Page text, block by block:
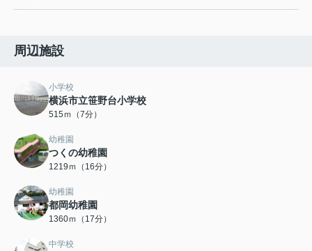
周辺施設
小学校
横浜市立笹野台小学校
515ｍ（7分）
幼稚園
つくの幼稚園
1219ｍ（16分）
幼稚園
都岡幼稚園
1360ｍ（17分）
中学校